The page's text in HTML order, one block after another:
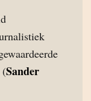
(Sander